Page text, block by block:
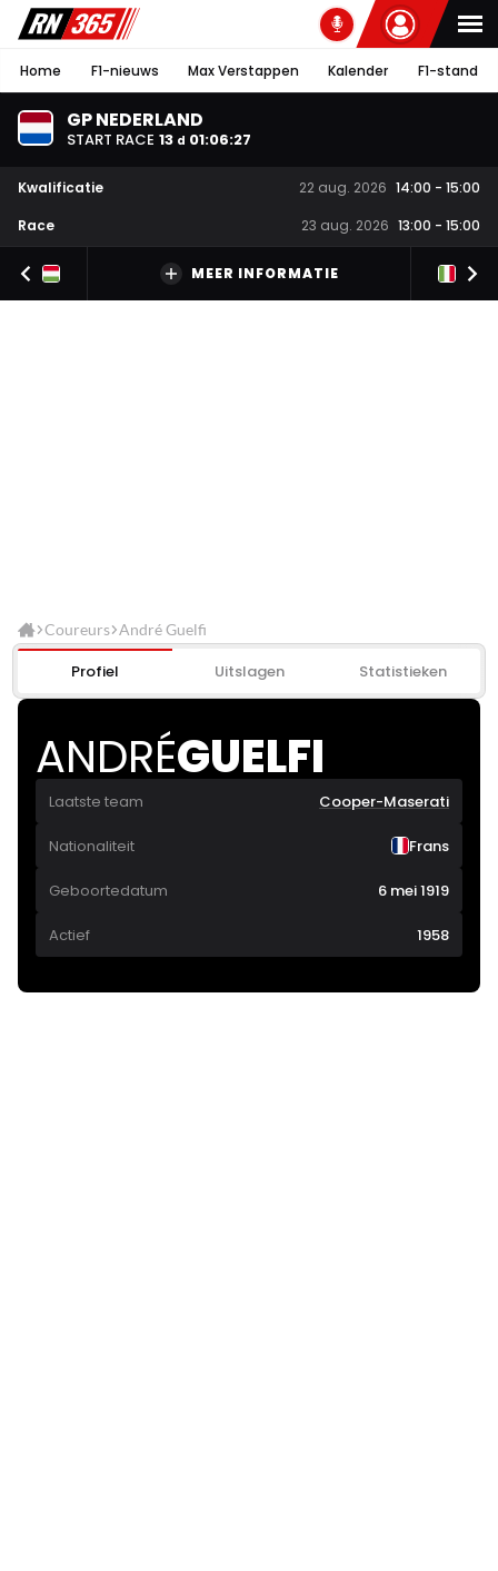
Home F1-nieuws Max Verstappen Kalender F1-stand
GP NEDERLAND
START RACE 13 d 01:06:26
Kwalificatie 22 aug. 2026 14:00 - 15:00
Race
23 aug. 2026 13:00 - 15:00
MEER INFORMATIE
Coureurs André Guelfi
Profiel Uitslagen Statistieken
ANDRÉGUELFI
Laatste team Cooper-Maserati
Nationaliteit Frans
Geboortedatum 6 mei 1919
Actief 1958